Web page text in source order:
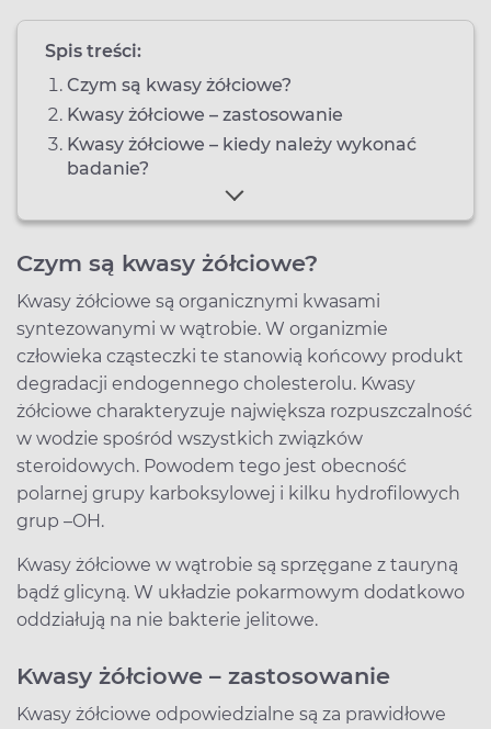
Spis treści:
Czym są kwasy żółciowe?
Kwasy żółciowe – zastosowanie
Kwasy żółciowe – kiedy należy wykonać
badanie?
Czym są kwasy żółciowe?
Kwasy żółciowe są organicznymi kwasami
syntezowanymi w wątrobie. W organizmie
człowieka cząsteczki te stanowią końcowy produkt
degradacji endogennego cholesterolu. Kwasy
żółciowe charakteryzuje największa rozpuszczalność
w wodzie spośród wszystkich związków
steroidowych. Powodem tego jest obecność
polarnej grupy karboksylowej i kilku hydrofilowych
grup –OH.
Kwasy żółciowe w wątrobie są sprzęgane z tauryną
bądź glicyną. W układzie pokarmowym dodatkowo
oddziałują na nie bakterie jelitowe.
Kwasy żółciowe – zastosowanie
Kwasy żółciowe odpowiedzialne są za prawidłowe